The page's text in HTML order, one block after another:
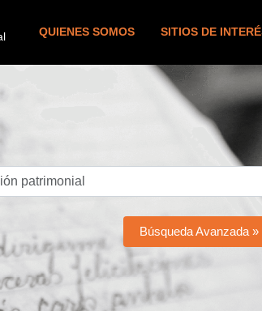
QUIENES SOMOS SITIOS DE
Búsqueda Avanzada »